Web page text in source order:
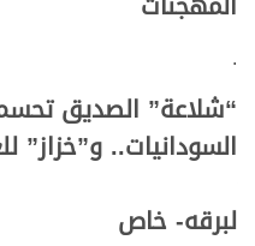
.
“شلاعة” الصديق
السودانيات.. و”خزاز”
لبرقه- خاص